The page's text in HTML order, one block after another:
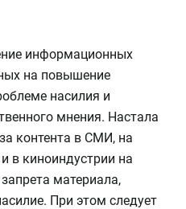
информационных
на повышение
насилия и
мнения. Настала
контента в СМИ, на
в киноиндустрии на
материала,
При этом следует